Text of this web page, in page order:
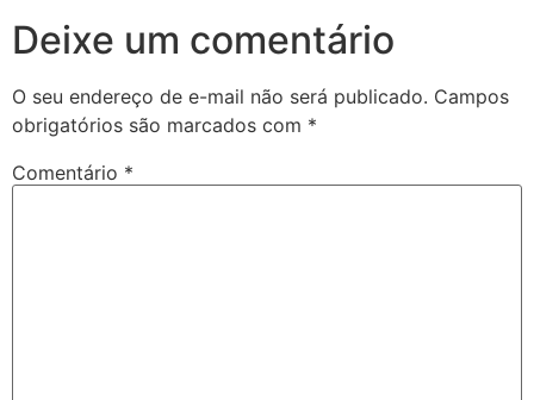
Deixe um comentário
O seu endereço de e-mail não será publicado. Campos
obrigatórios são marcados com *
Comentário *